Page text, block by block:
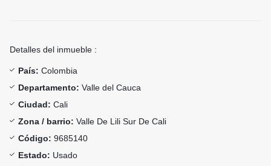
Detalles del inmueble :
País: Colombia
Departamento: Valle del Cauca
Ciudad: Cali
Zona / barrio: Valle De Lili Sur De Cali
Código: 9685140
Estado: Usado